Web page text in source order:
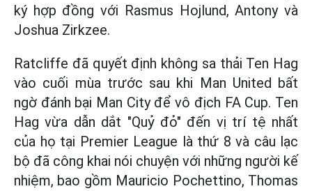
ký hợp đồng với Rasmus Hojlund, Antony và
Joshua Zirkzee.
Ratcliffe đã quyết định không sa thải Ten Hag
vào cuối mùa trước sau khi Man United bất
ngờ đánh bại Man City để vô địch FA Cup. Ten
Hag vừa dẫn dắt "Quỷ đỏ" đến vị trí tệ nhất
của họ tại Premier League là thứ 8 và câu lạc
bộ đã công khai nói chuyện với những người kế
nhiệm, bao gồm Mauricio Pochettino, Thomas